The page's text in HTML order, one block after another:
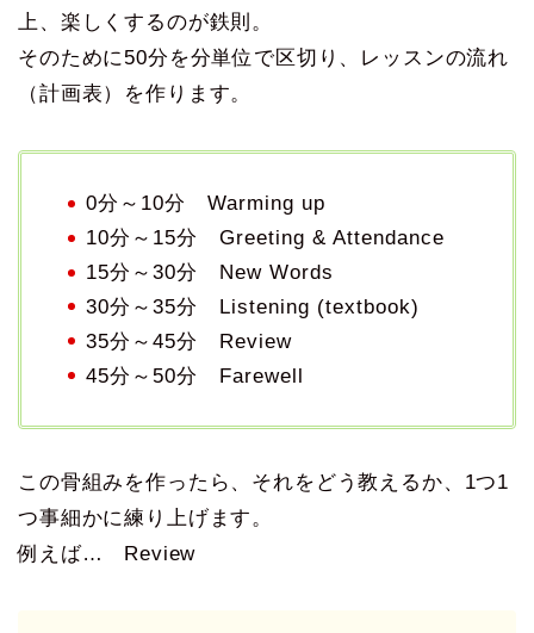
上、楽しくするのが鉄則。
そのために50分を分単位で区切り、レッスンの流れ
（計画表）を作ります。
0分～10分 Warming up
10分～15分 Greeting & Attendance
15分～30分 New Words
30分～35分 Listening (textbook)
35分～45分 Review
45分～50分 Farewell
この骨組みを作ったら、それをどう教えるか、1つ1
つ事細かに練り上げます。
例えば… Review